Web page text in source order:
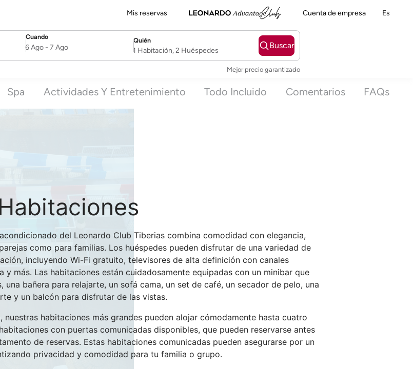
Mis reservas Cuenta de empresa Es
Cuando
SelectDate
6 Ago- 7 Ago
Quién
Username
1 Habitación, 2 Huéspedes
Buscar
Mejor precio garantizado
Spa Actividades Y Entretenimiento Todo Incluido Comentarios FAQs
Habitaciones
del Leonardo Club Tiberias combina comodidad con elegancia,
como para familias. Los huéspedes pueden disfrutar de una variedad de
incluyendo Wi-Fi gratuito, televisores de alta definición con canales
más. Las habitaciones están cuidadosamente equipadas con un minibar que
bañera para relajarte, un sofá cama, un set de café, un secador de pelo, una
y un balcón para disfrutar de las vistas.
nuestras habitaciones más grandes pueden alojar cómodamente hasta cuatro
con puertas comunicadas disponibles, que pueden reservarse antes
de reservas. Estas habitaciones comunicadas pueden asegurarse por un
privacidad y comodidad para tu familia o grupo.